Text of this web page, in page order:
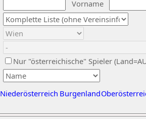
Vorname
Nur "österreichische" Spieler
Niederösterreich Burgenland